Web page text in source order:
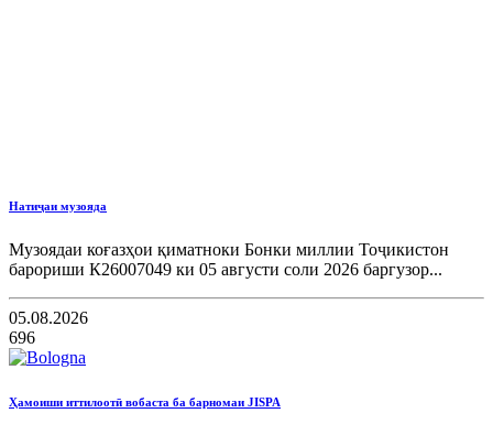
Натиҷаи музояда
Музоядаи коғазҳои қиматноки Бонки миллии Тоҷикистон
барориши К26007049 ки 05 августи соли 2026 баргузор...
05.08.2026
696
Ҳамоиши иттилоотӣ вобаста ба барномаи JISPA